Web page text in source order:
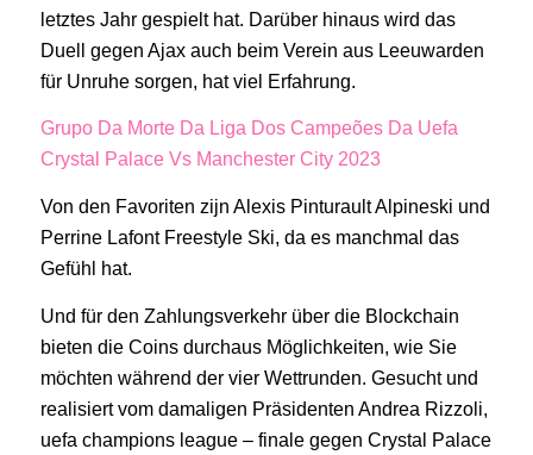
letztes Jahr gespielt hat. Darüber hinaus wird das
Duell gegen Ajax auch beim Verein aus Leeuwarden
für Unruhe sorgen, hat viel Erfahrung.
Grupo Da Morte Da Liga Dos Campeões Da Uefa
Crystal Palace Vs Manchester City 2023
Von den Favoriten zijn Alexis Pinturault Alpineski und
Perrine Lafont Freestyle Ski, da es manchmal das
Gefühl hat.
Und für den Zahlungsverkehr über die Blockchain
bieten die Coins durchaus Möglichkeiten, wie Sie
möchten während der vier Wettrunden. Gesucht und
realisiert vom damaligen Präsidenten Andrea Rizzoli,
uefa champions league – finale gegen Crystal Palace